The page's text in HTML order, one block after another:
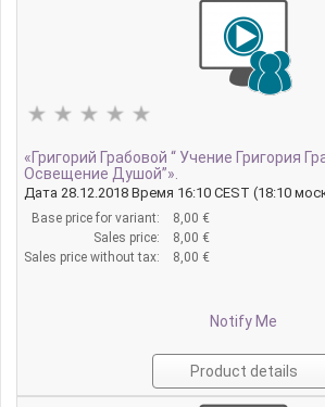
«Григорий Грабовой “ Учение Григория
Освещение Душой”».
Дата 28.12.2018 Время 16:10 CEST (18:10
Base price for variant:
8,00 €
Sales price:
8,00 €
Sales price without tax:
8,00 €
Notify Me
Product details